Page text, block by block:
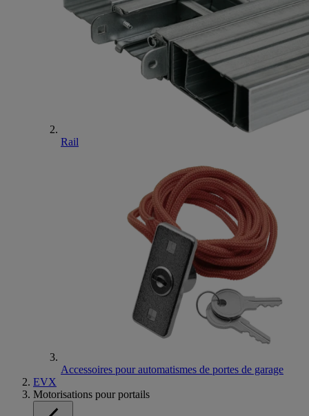
Rail
Accessoires pour automatismes de portes de garage
EVX
Motorisations pour portails